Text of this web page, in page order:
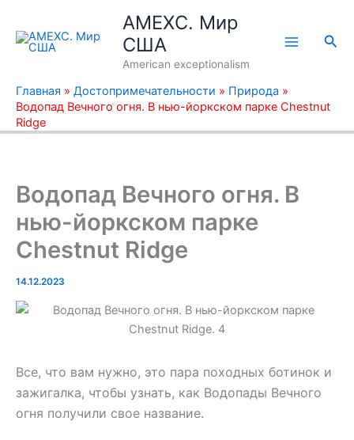
содержимому
AMEXC. Мир
США
American exceptionalism
Главная » Достопримечательности » Природа »
Водопад Вечного огня. В нью-йоркском парке Chestnut
Ridge
Водопад Вечного огня. В
нью-йоркском парке
Chestnut Ridge
14.12.2023
Все, что вам нужно, это пара походных ботинок и
зажигалка, чтобы узнать, как Водопады Вечного
огня получили свое название.